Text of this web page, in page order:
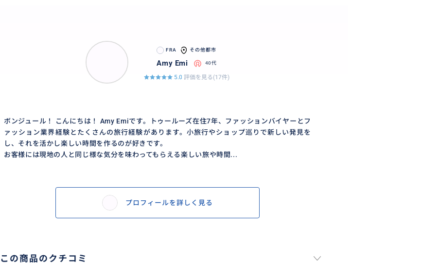
FRA その他都市
Amy Emi 40代
5.0 評価を見る(17件)
ボンジュール！ こんにちは！ Amy Emiです。トゥールーズ在住7年、ファッションバイヤーとフ
ァッション業界経験とたくさんの旅行経験があります。小旅行やショップ巡りで新しい発見を
し、それを活かし楽しい時間を作るのが好きです。
お客様には現地の人と同じ様な気分を味わってもらえる楽しい旅や時間...
プロフィールを詳しく見る
この商品のクチコミ